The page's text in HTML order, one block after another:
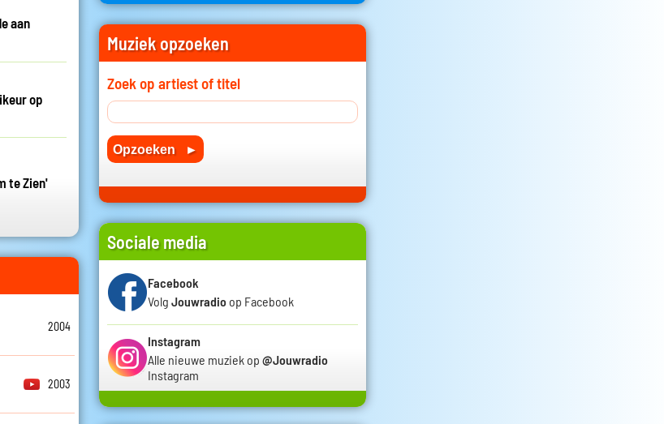
aan
op
te Zien'
2004
2003
Muziek opzoeken
Zoek op artiest of titel
Sociale media
Facebook
Volg Jouwradio op Facebook
Instagram
Alle nieuwe muziek op @Jouwradio
Instagram